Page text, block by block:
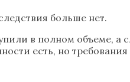
больше нет.
в полном объеме, а
есть, но